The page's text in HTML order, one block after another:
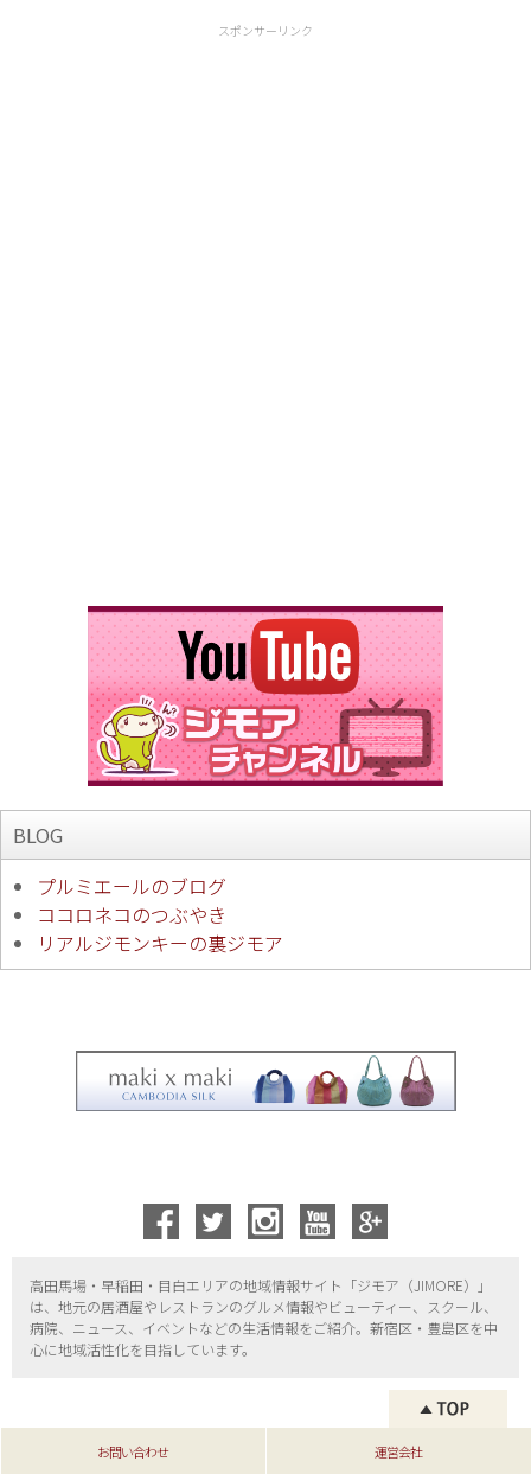
スポンサーリンク
BLOG
プルミエールのブログ
ココロネコのつぶやき
リアルジモンキーの裏ジモア
高田馬場・早稲田・目白エリアの地域情報サイト「ジモア（JIMORE）」
は、地元の居酒屋やレストランのグルメ情報やビューティー、
スクール、
病院、ニュース、イベントなどの生活情報をご紹介。新宿区・ 豊島区を中
心に地域活性化を目指しています。
お問い合わせ 運営会社